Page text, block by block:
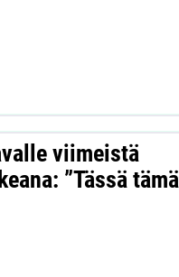
viimeistä
”Tässä tämä